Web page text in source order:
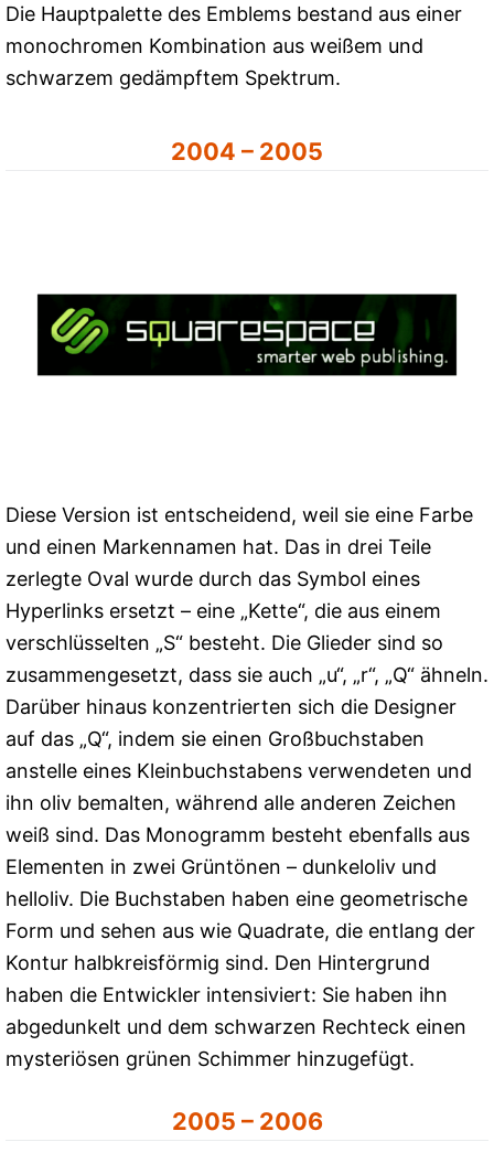
Die Hauptpalette des Emblems bestand aus einer
monochromen Kombination aus weißem und
schwarzem gedämpftem Spektrum.
2004 – 2005
Diese Version ist entscheidend, weil sie eine Farbe
und einen Markennamen hat. Das in drei Teile
zerlegte Oval wurde durch das Symbol eines
Hyperlinks ersetzt – eine „Kette“, die aus einem
verschlüsselten „S“ besteht. Die Glieder sind so
zusammengesetzt, dass sie auch „u“, „r“, „Q“ ähneln.
Darüber hinaus konzentrierten sich die Designer
auf das „Q“, indem sie einen Großbuchstaben
anstelle eines Kleinbuchstabens verwendeten und
ihn oliv bemalten, während alle anderen Zeichen
weiß sind. Das Monogramm besteht ebenfalls aus
Elementen in zwei Grüntönen – dunkeloliv und
helloliv. Die Buchstaben haben eine geometrische
Form und sehen aus wie Quadrate, die entlang der
Kontur halbkreisförmig sind. Den Hintergrund
haben die Entwickler intensiviert: Sie haben ihn
abgedunkelt und dem schwarzen Rechteck einen
mysteriösen grünen Schimmer hinzugefügt.
2005 – 2006